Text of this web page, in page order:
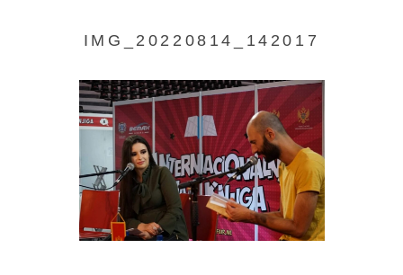
IMG_20220814_142017